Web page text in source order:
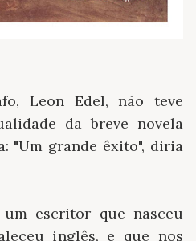
Leon Edel, não teve
da breve novela
"Um grande êxito", diria
escritor que nasceu
inglês, e que nos